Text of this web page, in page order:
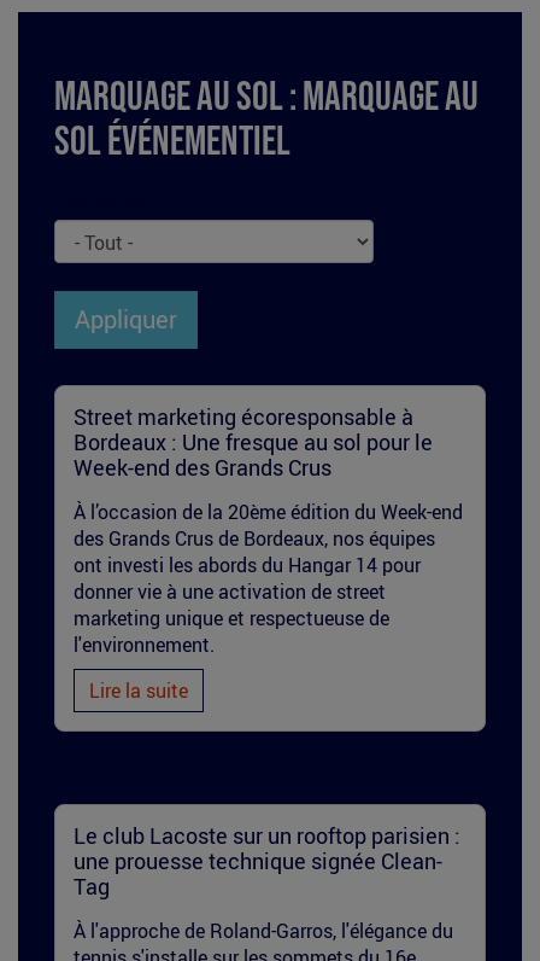
Marquage au sol : Marquage au
sol événementiel
Appliquer
marquage-
sol-
ugcb-
2.jpg
Street marketing écoresponsable à
Bordeaux : Une fresque au sol pour le
Week-end des Grands Crus
À l’occasion de la 20ème édition du Week-end
des Grands Crus de Bordeaux, nos équipes
ont investi les abords du Hangar 14 pour
donner vie à une activation de street
marketing unique et respectueuse de
l'environnement.
Lire la suite
marquage-
terrain-
lacoste.jpg
Le club Lacoste sur un rooftop parisien :
une prouesse technique signée Clean-
Tag
À l'approche de Roland-Garros, l'élégance du